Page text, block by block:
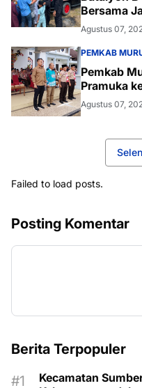
Bersama
Agustus 07,
PEMKAB
Pemkab
Pramuka
Agustus 07,
Failed to load posts.
Posting Komentar
Berita Terpopuler
Kecamatan